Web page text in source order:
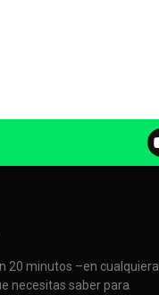
20 minutos –en cualquiera
necesitas saber para